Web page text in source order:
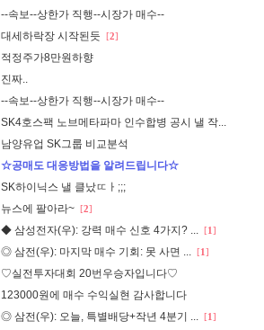
--속보--상한가 직행--시장가 매수--
대세하락장 시작된듯 [2]
적정주가8만원하향
진짜..
--속보--상한가 직행--시장가 매수--
SK4호스팩 노브메타파마 인수합병 공시 낼 작...
남양유업 SK그룹 비교분석
☆공매도 대응방법을 알려드립니다☆
SK하이닉스 낼 클났ㄸㅏ;;;
뉴스에 팔아라~ [2]
◆ 삼성전자(우): 강력 매수 신호 4가지? ... [1]
◎ 삼전(우): 마지막 매수 기회: 못 사면 ... [1]
♡실전투자대회 20번우승자입니다♡
123000원에 매수 수익실현 감사합니다
◎ 삼전(우): 오늘, 특별배당+작년 4분기 ... [1]